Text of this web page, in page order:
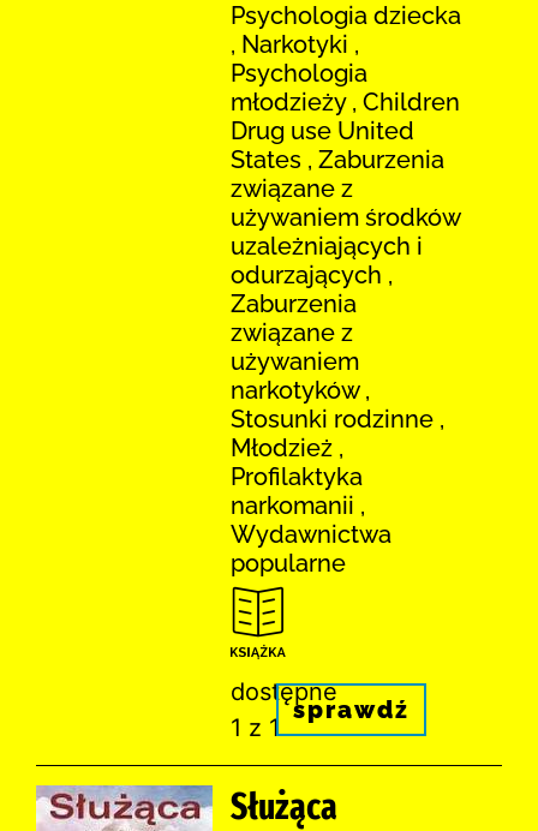
Psychologia dziecka
, Narkotyki ,
Psychologia
młodzieży , Children
Drug use United
States , Zaburzenia
związane z
używaniem środków
uzależniających i
odurzających ,
Zaburzenia
związane z
używaniem
narkotyków ,
Stosunki rodzinne ,
Młodzież ,
Profilaktyka
narkomanii ,
Wydawnictwa
popularne
dostępne
1 z 1
sprawdź
Służąca